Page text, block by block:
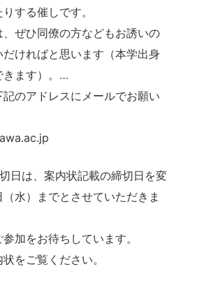
する催しです。
ぜひ同僚の方などもお誘いの
ければと思います（本学出身
ます）。 …
のアドレスにメールでお願い
日は、案内状記載の締切日を変
水）までとさせていただきま
加をお待ちしています。
をご覧ください。